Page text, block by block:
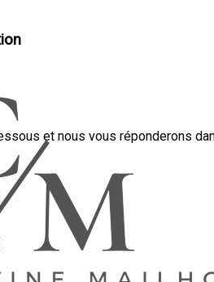
et nous vous réponderons